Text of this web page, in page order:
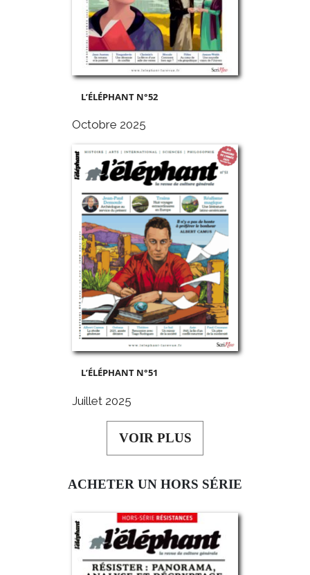
L’ÉLÉPHANT N°52
Octobre 2025
L’ÉLÉPHANT N°51
Juillet 2025
VOIR PLUS
ACHETER UN HORS SÉRIE